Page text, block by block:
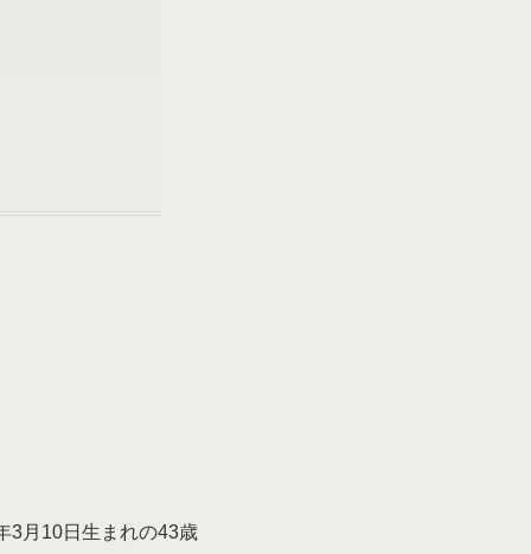
3月10日生まれの43歳